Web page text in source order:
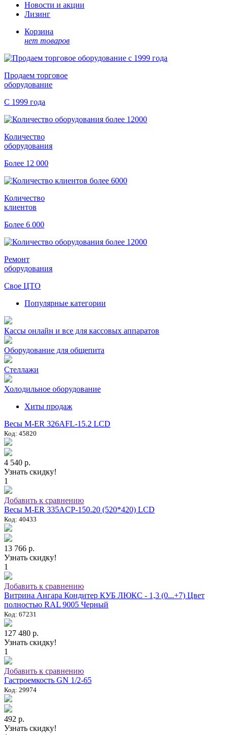
Новости и акции
Лизинг
Корзина
нет товаров
Продаем торговое
оборудование
С 1999 года
Количество
оборудования
Более 12 000
Количество
клиентов
Более 6 000
Ремонт
оборудования
Свое ЦТО
Популярные категории
Кассы онлайн и все для кассовых аппаратов
Оборудование для общепита
Стеллажи
Холодильное оборудование
Хиты продаж
Весы M-ER 326AFL-15.2 LCD
Код: 45820
4 540 р.
Узнать скидку!
1
Добавить к сравнению
Весы M-ER 335ACP-150.20 (520*420) LCD
Код: 40433
13 766 р.
Узнать скидку!
1
Добавить к сравнению
Витрина Ангара Кондитер КУБ ЛЮКС - 1,3 (0...+7) Цвет
полностью RAL 9005 Черный
Код: 67231
127 480 р.
Узнать скидку!
1
Добавить к сравнению
Гастроемкость GN 1/2-65
Код: 29974
492 р.
Узнать скидку!